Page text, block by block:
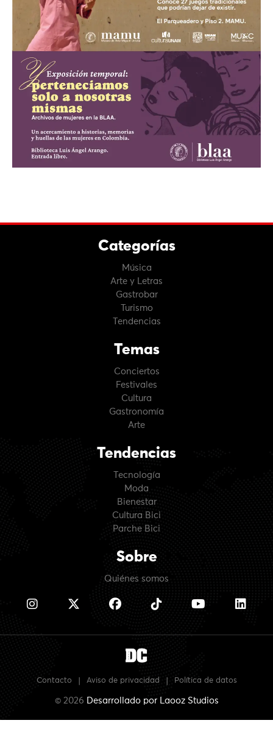
Categorías
Música
Arte y Letras
Gastrobar
Turismo
Tendencias
Temas
Conciertos
Festivales
Cultura
Gastronomía
Arte
Tendencias
Tecnología
Moda
Bienestar
Cultura Bici
Parche Bici
Sobre
Quiénes somos
Contacto Aviso de privacidad Política de datos
© 2026 Desarrollado por Laooz Studios